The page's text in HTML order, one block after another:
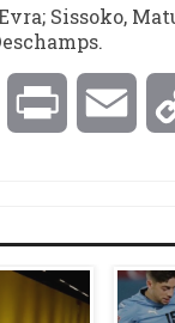
Sissoko,
LinkedInPrint